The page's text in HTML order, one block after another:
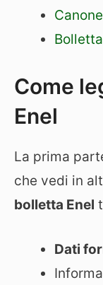
Come
Enel
La prima
che vedi in
bolletta Enel
Dati